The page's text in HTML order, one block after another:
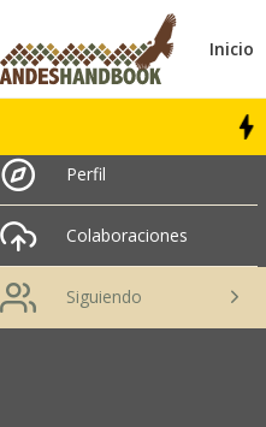
Inicio
ivan enrique morales
ithurbide
Perfil
Colaboraciones
Siguiendo